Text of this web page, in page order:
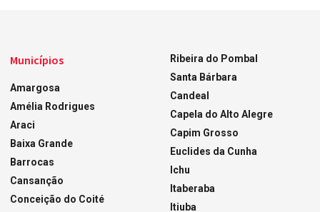
Municípios
Amargosa
Amélia Rodrigues
Araci
Baixa Grande
Barrocas
Cansanção
Conceição do Coité
Ribeira do Pombal
Santa Bárbara
Candeal
Capela do Alto Alegre
Capim Grosso
Euclides da Cunha
Ichu
Itaberaba
Itiuba